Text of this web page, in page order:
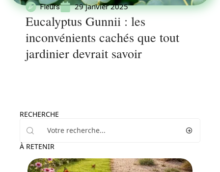
Fleurs 29 janvier 2025
Eucalyptus Gunnii : les
inconvénients cachés que tout
jardinier devrait savoir
RECHERCHE
À RETENIR